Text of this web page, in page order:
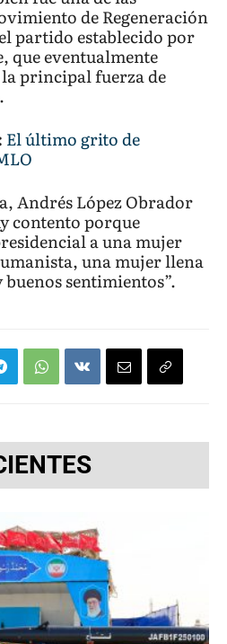
de Regeneración
partido establecido por
que eventualmente
principal fuerza de
El último grito de
Andrés López Obrador
contento porque
a una mujer
una mujer llena
sentimientos”.